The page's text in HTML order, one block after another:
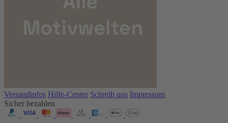
Versandinfos Hilfe-Center Schreib uns Impressum
Sicher bezahlen